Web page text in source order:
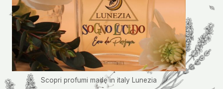
Scopri profumi made in italy Lunezia